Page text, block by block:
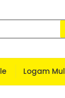
Logam